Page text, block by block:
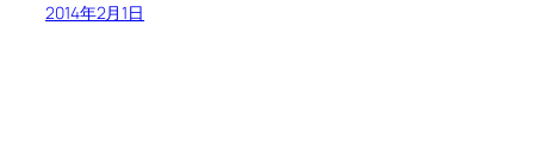
2014年2月1日